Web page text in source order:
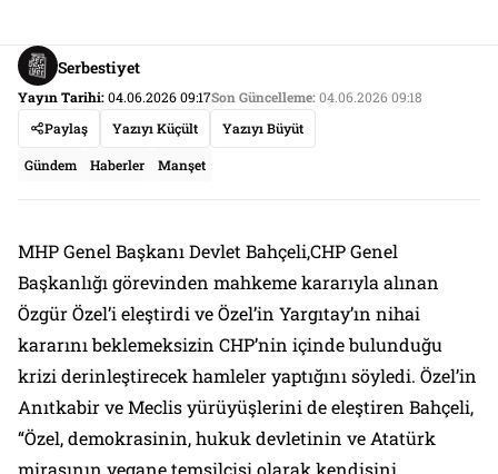
Serbestiyet
Yayın Tarihi:04.06.2026 09:17Son Güncelleme:04.06.2026 09:18
Paylaş
Yazıyı Küçült Yazıyı Büyüt
Gündem Haberler Manşet
MHP Genel Başkanı Devlet Bahçeli,CHP Genel
Başkanlığı görevinden mahkeme kararıyla alınan
Özgür Özel’i eleştirdi ve Özel’in Yargıtay’ın nihai
kararını beklemeksizin CHP’nin içinde bulunduğu
krizi derinleştirecek hamleler yaptığını söyledi. Özel’in
Anıtkabir ve Meclis yürüyüşlerini de eleştiren Bahçeli,
“Özel, demokrasinin, hukuk devletinin ve Atatürk
mirasının yegane temsilcisi olarak kendisini